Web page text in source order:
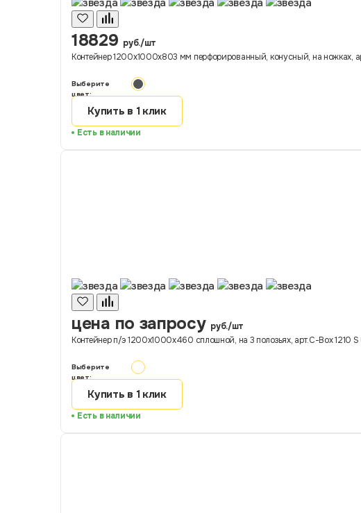
18829 руб./шт
Контейнер 1200х1000х803 мм перфорированный, конусный, на ножках,
Выберите
цвет:
Купить в 1 клик
Есть в наличии
цена по запросу руб./шт
Контейнер п/э 1200х1000х460 сплошной, на 3 полозьях, арт.C-Box 1210
Выберите
цвет:
Купить в 1 клик
Есть в наличии